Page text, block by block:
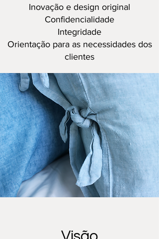
Inovação e design original
Confidencialidade
Integridade
Orientação para as necessidades dos
clientes